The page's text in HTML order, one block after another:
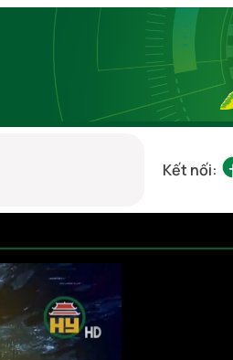
Kết nối: